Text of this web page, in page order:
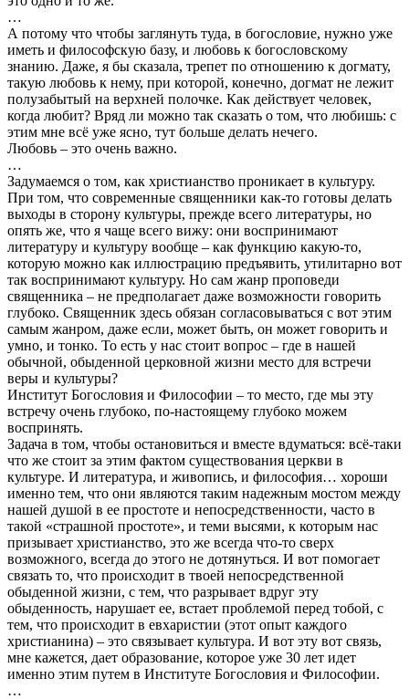
…
А потому что чтобы заглянуть туда, в богословие, нужно уже
иметь и философскую базу, и любовь к богословскому
знанию. Даже, я бы сказала, трепет по отношению к догмату,
такую любовь к нему, при которой, конечно, догмат не лежит
полузабытый на верхней полочке. Как действует человек,
когда любит? Вряд ли можно так сказать о том, что любишь: с
этим мне всё уже ясно, тут больше делать нечего.
Любовь – это очень важно.
…
Задумаемся о том, как христианство проникает в культуру.
При том, что современные священники как-то готовы делать
выходы в сторону культуры, прежде всего литературы, но
опять же, что я чаще всего вижу: они воспринимают
литературу и культуру вообще – как функцию какую-то,
которую можно как иллюстрацию предъявить, утилитарно вот
так воспринимают культуру. Но сам жанр проповеди
священника – не предполагает даже возможности говорить
глубоко. Священник здесь обязан согласовываться с вот этим
самым жанром, даже если, может быть, он может говорить и
умно, и тонко. То есть у нас стоит вопрос – где в нашей
обычной, обыденной церковной жизни место для встречи
веры и культуры?
Институт Богословия и Философии – то место, где мы эту
встречу очень глубоко, по-настоящему глубоко можем
воспринять.
Задача в том, чтобы остановиться и вместе вдуматься: всё-таки
что же стоит за этим фактом существования церкви в
культуре. И литература, и живопись, и философия… хороши
именно тем, что они являются таким надежным мостом между
нашей душой в ее простоте и непосредственности, часто в
такой «страшной простоте», и теми высями, к которым нас
призывает христианство, это же всегда что-то сверх
возможного, всегда до этого не дотянуться. И вот помогает
связать то, что происходит в твоей непосредственной
обыденной жизни, с тем, что разрывает вдруг эту
обыденность, нарушает ее, встает проблемой перед тобой, с
тем, что происходит в евхаристии (этот опыт каждого
христианина) – это связывает культура. И вот эту вот связь,
мне кажется, дает образование, которое уже 30 лет идет
именно этим путем в Институте Богословия и Философии.
…